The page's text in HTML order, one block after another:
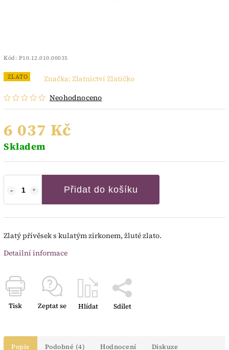
Kód: P10.12.010.00035
ZLATO
Neohodnoceno
Značka: Zlatnictví Zlatíčko
6 037 Kč
Skladem
Přidat do košíku
Zlatý přívěsek s kulatým zirkonem, žluté zlato.
Detailní informace
Tisk Zeptat se Hlídat Sdílet
Popis Podobné (4) Hodnocení Diskuze